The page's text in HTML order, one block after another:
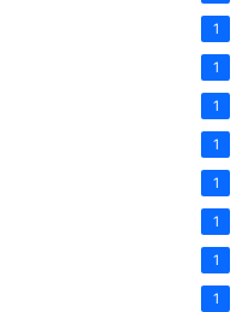
1
1
1
1
1
1
1
1